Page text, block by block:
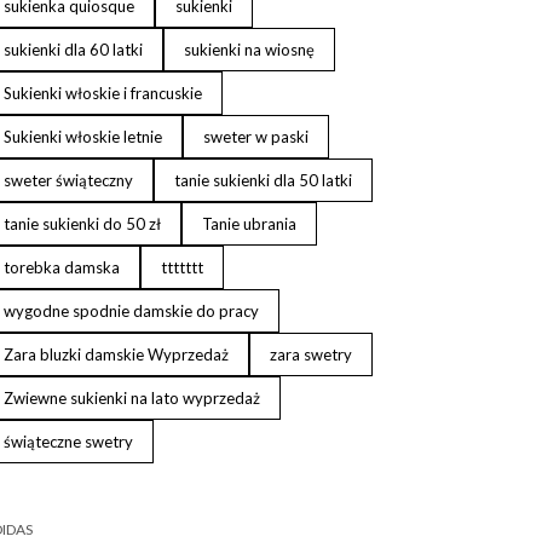
sukienka quiosque sukienki
sukienki dla 60 latki sukienki na wiosnę
Sukienki włoskie i francuskie
Sukienki włoskie letnie sweter w paski
sweter świąteczny tanie sukienki dla 50 latki
tanie sukienki do 50 zł Tanie ubrania
torebka damska ttttttt
wygodne spodnie damskie do pracy
Zara bluzki damskie Wyprzedaż zara swetry
Zwiewne sukienki na lato wyprzedaż
świąteczne swetry